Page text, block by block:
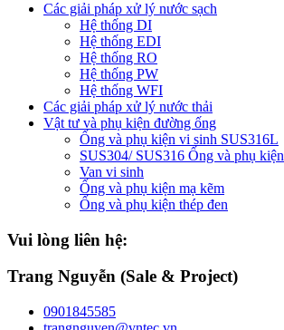
Các giải pháp xử lý nước sạch
Hệ thống DI
Hệ thống EDI
Hệ thống RO
Hệ thống PW
Hệ thống WFI
Các giải pháp xử lý nước thải
Vật tư và phụ kiện đường ống
Ống và phụ kiện vi sinh SUS316L
SUS304/ SUS316 Ống và phụ kiện
Van vi sinh
Ống và phụ kiện mạ kẽm
Ống và phụ kiện thép đen
Vui lòng liên hệ:
Trang Nguyễn (Sale & Project)
0901845585